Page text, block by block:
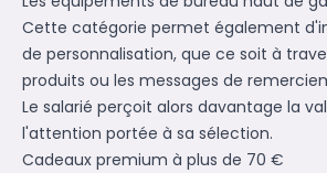
Cette catégorie permet également
de personnalisation, que ce soit à
produits ou les messages de
Le salarié perçoit alors davantage la
l'attention portée à sa sélection.
Cadeaux premium à plus de 70 €